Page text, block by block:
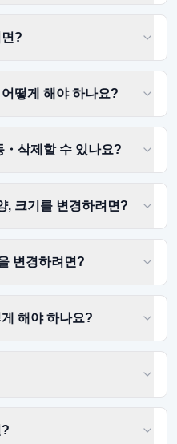
?
떻게 해야 하나요?
・삭제할 수 있나요?
, 크기를 변경하려면?
변경하려면?
해야 하나요?